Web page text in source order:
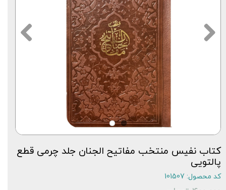
کتاب نفیس منتخب مفاتیح الجنان جلد چرمی قطع
پالتویی
کد محصول: 101507